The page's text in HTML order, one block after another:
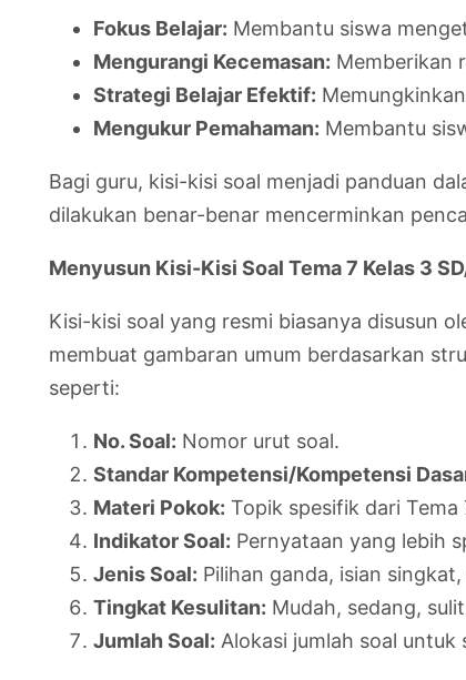
Fokus Belajar: Membantu siswa
Mengurangi Kecemasan: Memberikan
Strategi Belajar Efektif:
Mengukur Pemahaman: Membantu
Bagi guru, kisi-kisi soal menjadi panduan
dilakukan benar-benar mencerminkan
Menyusun Kisi-Kisi Soal Tema 7 Kelas 3
Kisi-kisi soal yang resmi biasanya disusun
membuat gambaran umum berdasarkan
seperti:
No. Soal: Nomor urut soal.
Standar Kompetensi/Kompetensi
Materi Pokok: Topik spesifik dari Tema
Indikator Soal: Pernyataan yang lebih
Jenis Soal: Pilihan ganda, isian
Tingkat Kesulitan: Mudah, sedang,
Jumlah Soal: Alokasi jumlah soal untuk